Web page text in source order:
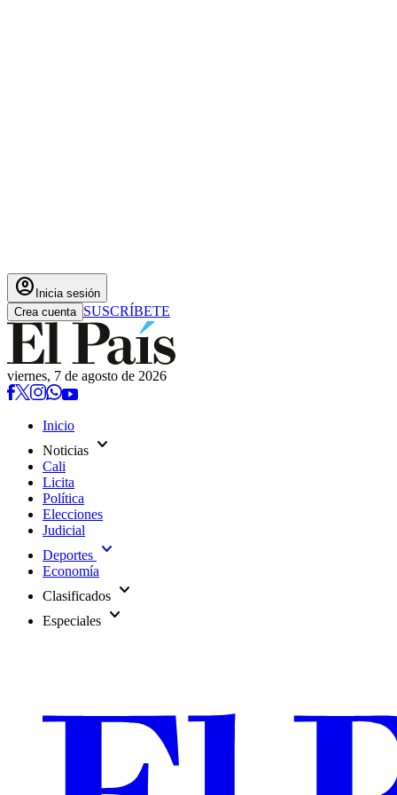
account_circle Inicia sesión
Crea cuenta SUSCRÍBETE
viernes, 7 de agosto de 2026
Inicio
Noticias expand_more
Cali
Licita
Política
Elecciones
Judicial
Deportes expand_more
Economía
Clasificados expand_more
Especiales expand_more